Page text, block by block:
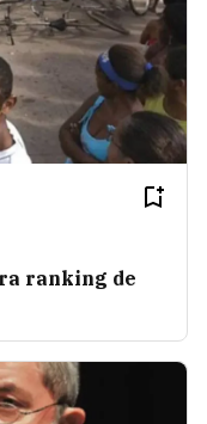
ranking de